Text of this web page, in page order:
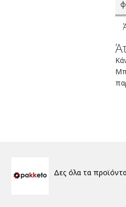
Δες όλα τα